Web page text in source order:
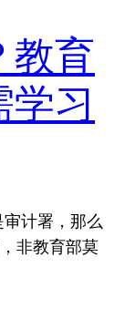
教育
学习
计署，那么
非教育部莫